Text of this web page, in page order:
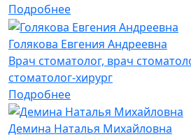
Подробнее
Голякова Евгения Андреевна
Врач стоматолог, врач
стоматолог-хирург
Подробнее
Демина Наталья Михайловна